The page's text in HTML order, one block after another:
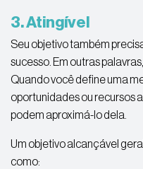
3. Atingível
Seu objetivo também
sucesso. Em outras
Quando você define uma
oportunidades ou recursos
podem aproximá-lo dela.
Um objetivo alcançável
como: